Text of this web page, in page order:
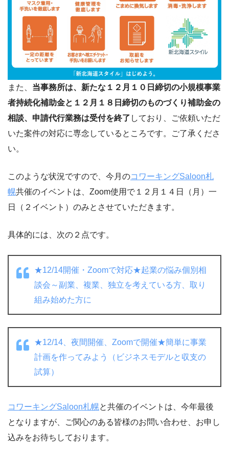
また、 当事務所は、新たな１２月１０日締切の小規模事業
者持続化補助金と１２月１８日締切のものづくり補助金の
相談、申請代行業務は受付を終了 しており、ご依頼いただ
いた案件の対応に専念しているところです。ご了承くださ
い。
このような状況ですので、今月のコワーキングSaloon札
幌共催のイベントは、Zoom使用で１２月１４日（月）一
日（２イベント）のみとさせていただきます。
具体的には、次の２点です。
★12/14開催・Zoomで対応★起業の悩み個別相
談会～副業、複業、独立を考えている方、取り
組み始めた方に
★12/14、夜間開催、Zoomで開催★簡単に事業
計画を作ってみよう（ビジネスモデルと収支の
試算）
コワーキングSaloon札幌と共催のイベントは、今年最後
となりますが、ご関心のある皆様のお問い合わせ、お申し
込みをお待ちしております。